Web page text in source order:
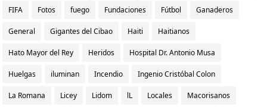
FIFA Fotos fuego Fundaciones Fútbol Ganaderos
General Gigantes del Cibao Haiti Haitianos
Hato Mayor del Rey Heridos Hospital Dr. Antonio Musa
Huelgas iluminan Incendio Ingenio Cristóbal Colon
La Romana Licey Lidom lL Locales Macorisanos